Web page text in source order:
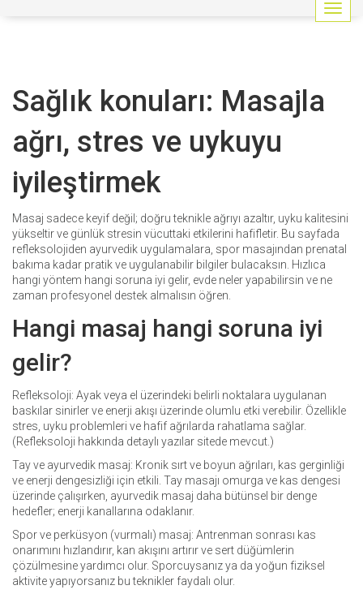
G
e
a
p
a
Sağlık konuları: Masajla
ağrı, stres ve uykuyu
iyileştirmek
Masaj sadece keyif değil; doğru teknikle ağrıyı azaltır, uyku kalitesini
yükseltir ve günlük stresin vücuttaki etkilerini hafifletir. Bu sayfada
refleksolojiden ayurvedik uygulamalara, spor masajından prenatal
bakıma kadar pratik ve uygulanabilir bilgiler bulacaksın. Hızlıca
hangi yöntem hangi soruna iyi gelir, evde neler yapabilirsin ve ne
zaman profesyonel destek almalısın öğren.
Hangi masaj hangi soruna iyi
gelir?
Refleksoloji: Ayak veya el üzerindeki belirli noktalara uygulanan
baskılar sinirler ve enerji akışı üzerinde olumlu etki verebilir. Özellikle
stres, uyku problemleri ve hafif ağrılarda rahatlama sağlar.
(Refleksoloji hakkında detaylı yazılar sitede mevcut.)
Tay ve ayurvedik masaj: Kronik sırt ve boyun ağrıları, kas gerginliği
ve enerji dengesizliği için etkili. Tay masajı omurga ve kas dengesi
üzerinde çalışırken, ayurvedik masaj daha bütünsel bir denge
hedefler; enerji kanallarına odaklanır.
Spor ve perküsyon (vurmalı) masaj: Antrenman sonrası kas
onarımını hızlandırır, kan akışını artırır ve sert düğümlerin
çözülmesine yardımcı olur. Sporcuysanız ya da yoğun fiziksel
aktivite yapıyorsanız bu teknikler faydalı olur.